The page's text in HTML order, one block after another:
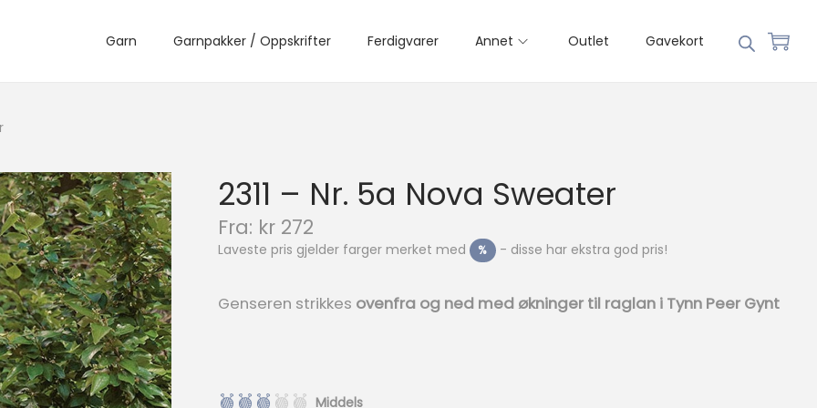
Garn Garnpakker / Oppskrifter Ferdigvarer Annet Outlet Gavekort
2311 – Nr. 5a Nova Sweater
Fra: kr 272
å
r
p
Laveste pris gjelder farger merket med % - disse har ekstra god pris!
Genseren strikkes ovenfra og ned med økninger til raglan i Tynn Peer Gynt
Middels